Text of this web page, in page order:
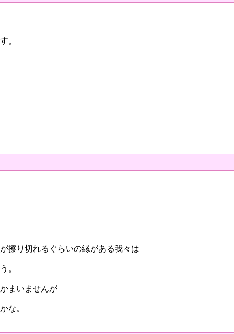
。
擦り切れるぐらいの縁がある我々は
。
まいませんが
な。